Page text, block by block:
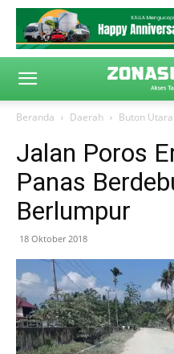
Beranda Daerah Buton Utara
Jalan Poros
Panas
Berlumpur
18 Oktober 2018